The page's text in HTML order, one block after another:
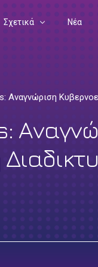
Σχετικά
Διοργανωτές
Νέα
Αναγνώριση